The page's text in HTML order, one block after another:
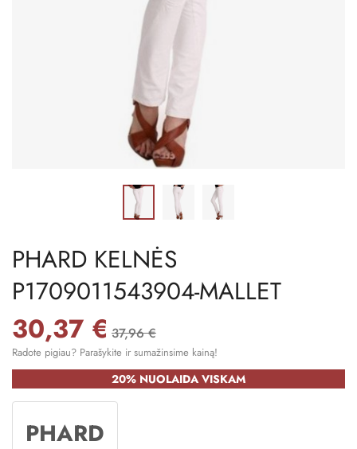
PHARD KELNĖS
P1709011543904-MALLET
30,37 € 37,96 €
Radote pigiau? Parašykite ir sumažinsime kainą!
20% NUOLAIDA VISKAM
PHARD